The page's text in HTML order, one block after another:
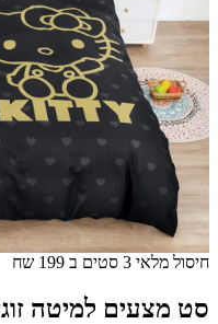
חיסול מלאי 3 סטים ב 199 שח
סט מצעים למיטה זוגית